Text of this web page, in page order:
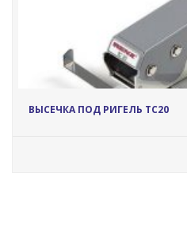
ВЫСЕЧКА ПОД РИГЕЛЬ TC20